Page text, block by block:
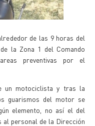
de las 9 horas del
la Zona 1 del Comando
preventivas por el
un motociclista y tras la
guarismos del motor se
elemento, no así el del
al personal de la Dirección